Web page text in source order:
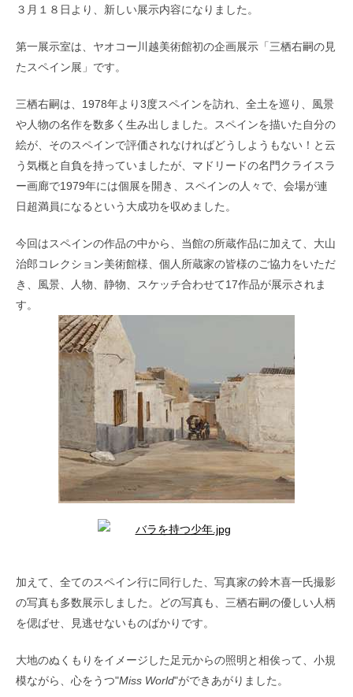
３月１８日より、新しい展示内容になりました。
第一展示室は、ヤオコー川越美術館初の企画展示「三栖右嗣の見
たスペイン展」です。
三栖右嗣は、1978年より3度スペインを訪れ、全土を巡り、風景
や人物の名作を数多く生み出しました。スペインを描いた自分の
絵が、そのスペインで評価されなければどうしようもない！と云
う気概と自負を持っていましたが、マドリードの名門クライスラ
ー画廊で1979年には個展を開き、スペインの人々で、会場が連
日超満員になるという大成功を収めました。
今回はスペインの作品の中から、当館の所蔵作品に加えて、大山
治郎コレクション美術館様、個人所蔵家の皆様のご協力をいただ
き、風景、人物、静物、スケッチ合わせて17作品が展示されま
す。
加えて、全てのスペイン行に同行した、写真家の鈴木喜一氏撮影
の写真も多数展示しました。どの写真も、三栖右嗣の優しい人柄
を偲ばせ、見逃せないものばかりです。
大地のぬくもりをイメージした足元からの照明と相俟って、小規
模ながら、心をうつ"Miss World"ができあがりました。